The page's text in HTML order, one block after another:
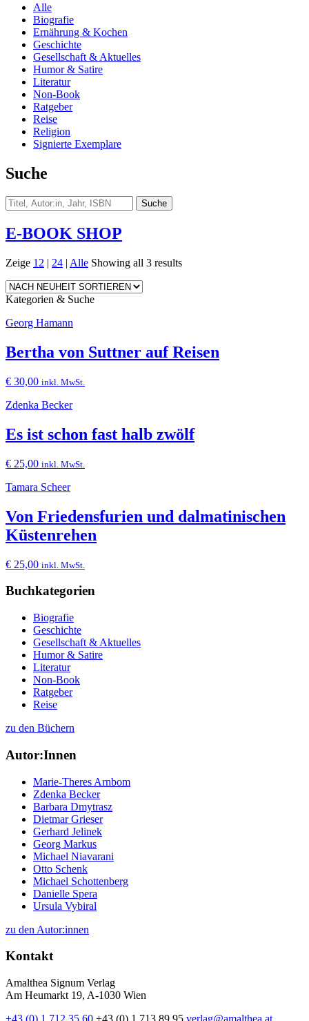
Alle
Biografie
Ernährung & Kochen
Geschichte
Gesellschaft & Aktuelles
Humor & Satire
Literatur
Non-Book
Ratgeber
Reise
Religion
Signierte Exemplare
Suche
E-BOOK SHOP
Zeige 12 | 24 | Alle Showing all 3 results
Kategorien & Suche
Georg Hamann
Bertha von Suttner auf Reisen
€ 30,00 inkl. MwSt.
Zdenka Becker
Es ist schon fast halb zwölf
€ 25,00 inkl. MwSt.
Tamara Scheer
Von Friedensfurien und dalmatinischen
Küstenrehen
€ 25,00 inkl. MwSt.
Buchkategorien
Biografie
Geschichte
Gesellschaft & Aktuelles
Humor & Satire
Literatur
Non-Book
Ratgeber
Reise
zu den Büchern
Autor:Innen
Marie-Theres Arnbom
Zdenka Becker
Barbara Dmytrasz
Dietmar Grieser
Gerhard Jelinek
Georg Markus
Michael Niavarani
Otto Schenk
Michael Schottenberg
Danielle Spera
Ursula Vybiral
zu den Autor:innen
Kontakt
Amalthea Signum Verlag
Am Heumarkt 19, A-1030 Wien
+43 (0) 1 712 35 60 +43 (0) 1 713 89 95 verlag@amalthea.at